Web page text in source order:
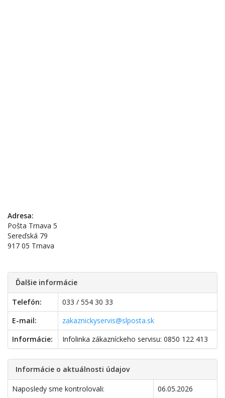
Adresa:
Pošta Trnava 5
Sereďská 79
917 05 Trnava
Ďalšie informácie
Telefón:
033 / 554 30 33
E-mail:
zakaznickyservis@slposta.sk
Informácie:
Infolinka zákazníckeho servisu: 0850 122 413
Informácie o aktuálnosti údajov
Naposledy sme kontrolovali: 06.05.2026